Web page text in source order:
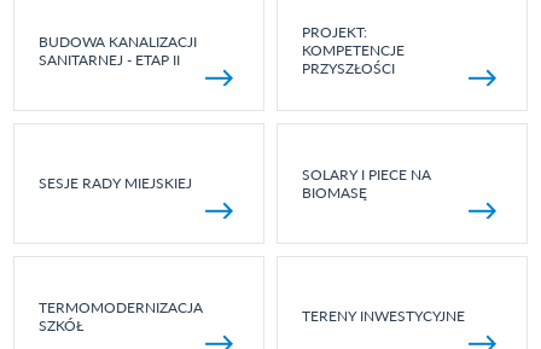
BUDOWA KANALIZACJI
SANITARNEJ - ETAP II
PROJEKT:
KOMPETENCJE
PRZYSZŁOŚCI
SESJE RADY MIEJSKIEJ
SOLARY I PIECE NA
BIOMASĘ
TERMOMODERNIZACJA
SZKÓŁ
TERENY INWESTYCYJNE